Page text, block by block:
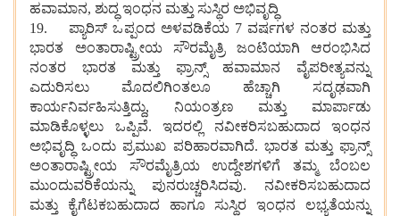
ಹವಾಮಾನ, ಶುದ್ಧ ಇಂಧನ ಮತ್ತು ಸುಸ್ಥಿರ ಅಭಿವೃದ್ಧಿ
19. ಪ್ಯಾರಿಸ್ ಒಪ್ಪಂದ ಅಳವಡಿಕೆಯ 7 ವರ್ಷಗಳ ನಂತರ ಮತ್ತು
ಭಾರತ ಅಂತಾರಾಷ್ಟ್ರೀಯ ಸೌರಮೈತ್ರಿ ಜಂಟಿಯಾಗಿ ಆರಂಭಿಸಿದ
ನಂತರ ಭಾರತ ಮತ್ತು ಫ್ರಾನ್ಸ್ ಹವಾಮಾನ ವೈಪರೀತ್ಯವನ್ನು
ಎದುರಿಸಲು ಮೊದಲಿಗಿಂತಲೂ ಹೆಚ್ಚಾಗಿ ಸದೃಢವಾಗಿ
ಕಾರ್ಯನಿರ್ವಹಿಸುತ್ತಿದ್ದು, ನಿಯಂತ್ರಣ ಮತ್ತು ಮಾರ್ಪಾಡು
ಮಾಡಿಕೊಳ್ಳಲು ಒಪ್ಪಿವೆ. ಇದರಲ್ಲಿ ನವೀಕರಿಸಬಹುದಾದ ಇಂಧನ
ಅಭಿವೃದ್ಧಿ ಒಂದು ಪ್ರಮುಖ ಪರಿಹಾರವಾಗಿದೆ. ಭಾರತ ಮತ್ತು ಫ್ರಾನ್ಸ್
ಅಂತಾರಾಷ್ಟ್ರೀಯ ಸೌರಮೈತ್ರಿಯ ಉದ್ದೇಶಗಳಿಗೆ ತಮ್ಮ ಬೆಂಬಲ
ಮುಂದುವರಿಕೆಯನ್ನು ಪುನರುಚ್ಚರಿಸಿದವು. ನವೀಕರಿಸಬಹುದಾದ
ಮತ್ತು ಕೈಗೆಟಕಬಹುದಾದ ಹಾಗೂ ಸುಸ್ಥಿರ ಇಂಧನ ಲಭ್ಯತೆಯನ್ನು